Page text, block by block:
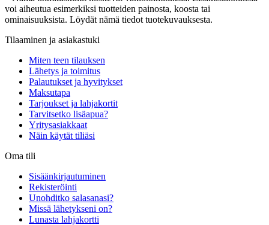
voi aiheutua esimerkiksi tuotteiden painosta, koosta tai
ominaisuuksista. Löydät nämä tiedot tuotekuvauksesta.
Tilaaminen ja asiakastuki
Miten teen tilauksen
Lähetys ja toimitus
Palautukset ja hyvitykset
Maksutapa
Tarjoukset ja lahjakortit
Tarvitsetko lisäapua?
Yritysasiakkaat
Näin käytät tiliäsi
Oma tili
Sisäänkirjautuminen
Rekisteröinti
Unohditko salasanasi?
Missä lähetykseni on?
Lunasta lahjakortti